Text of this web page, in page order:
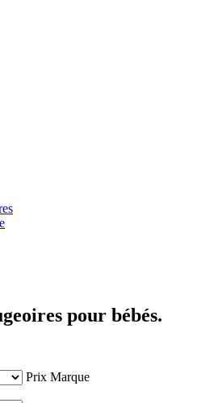
pour bébés.
Prix Marque